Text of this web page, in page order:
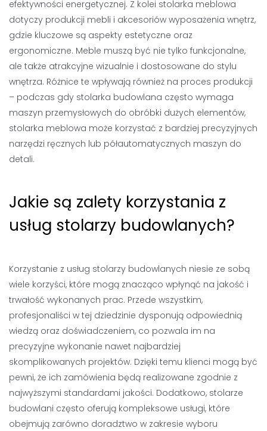
efektywności energetycznej. Z kolei stolarka meblowa
dotyczy produkcji mebli i akcesoriów wyposażenia wnętrz,
gdzie kluczowe są aspekty estetyczne oraz
ergonomiczne. Meble muszą być nie tylko funkcjonalne,
ale także atrakcyjne wizualnie i dostosowane do stylu
wnętrza. Różnice te wpływają również na proces produkcji
– podczas gdy stolarka budowlana często wymaga
maszyn przemysłowych do obróbki dużych elementów,
stolarka meblowa może korzystać z bardziej precyzyjnych
narzędzi ręcznych lub półautomatycznych maszyn do
detali.
Jakie są zalety korzystania z
usług stolarzy budowlanych?
Korzystanie z usług stolarzy budowlanych niesie ze sobą
wiele korzyści, które mogą znacząco wpłynąć na jakość i
trwałość wykonanych prac. Przede wszystkim,
profesjonaliści w tej dziedzinie dysponują odpowiednią
wiedzą oraz doświadczeniem, co pozwala im na
precyzyjne wykonanie nawet najbardziej
skomplikowanych projektów. Dzięki temu klienci mogą być
pewni, że ich zamówienia będą realizowane zgodnie z
najwyższymi standardami jakości. Dodatkowo, stolarze
budowlani często oferują kompleksowe usługi, które
obejmują zarówno doradztwo w zakresie wyboru